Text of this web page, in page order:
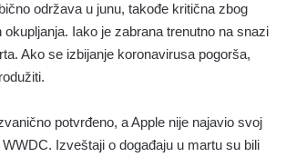
održava u junu, takođe kritična zbog
Iako je zabrana trenutno na snazi
Ako se izbijanje koronavirusa pogorša,
potvrđeno, a Apple nije najavio svoj
Izveštaji o događaju u martu su bili